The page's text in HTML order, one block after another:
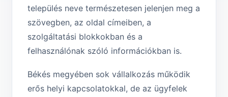
település neve természetesen jelenjen meg a
szövegben, az oldal címeiben, a
szolgáltatási blokkokban és a
felhasználónak szóló információkban is.
Békés megyében sok vállalkozás működik
erős helyi kapcsolatokkal, de az ügyfelek